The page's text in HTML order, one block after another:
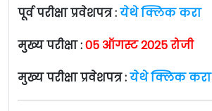
पूर्व परीक्षा प्रवेशपत्र :येथे क्लिक करा
मुख्य परीक्षा :05 ऑगस्ट 2025 रोजी
मुख्यपरीक्षा प्रवेशपत्र :येथे क्लिक करा